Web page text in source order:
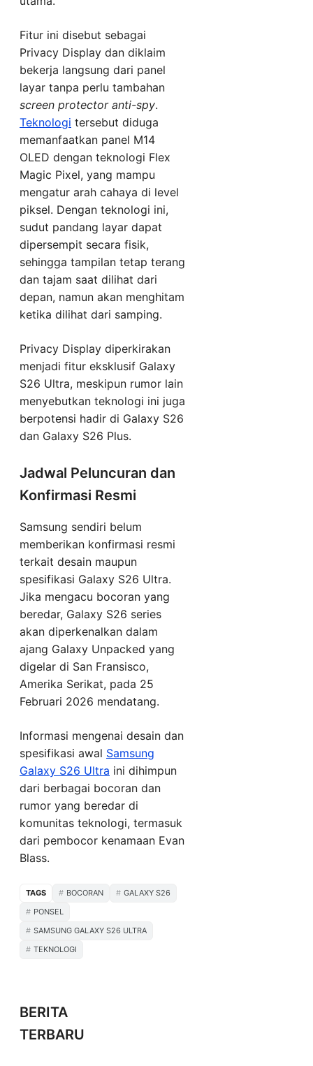
Fitur ini disebut sebagai
Privacy Display dan diklaim
bekerja langsung dari panel
layar tanpa perlu tambahan
screen protector anti-spy.
Teknologi tersebut diduga
memanfaatkan panel M14
OLED dengan teknologi Flex
Magic Pixel, yang mampu
mengatur arah cahaya di level
piksel. Dengan teknologi ini,
sudut pandang layar dapat
dipersempit secara fisik,
sehingga tampilan tetap terang
dan tajam saat dilihat dari
depan, namun akan menghitam
ketika dilihat dari samping.
Privacy Display diperkirakan
menjadi fitur eksklusif Galaxy
S26 Ultra, meskipun rumor lain
menyebutkan teknologi ini juga
berpotensi hadir di Galaxy S26
dan Galaxy S26 Plus.
Jadwal Peluncuran dan
Konfirmasi Resmi
Samsung sendiri belum
memberikan konfirmasi resmi
terkait desain maupun
spesifikasi Galaxy S26 Ultra.
Jika mengacu bocoran yang
beredar, Galaxy S26 series
akan diperkenalkan dalam
ajang Galaxy Unpacked yang
digelar di San Fransisco,
Amerika Serikat, pada 25
Februari 2026 mendatang.
Informasi mengenai desain dan
spesifikasi awal Samsung
Galaxy S26 Ultra ini dihimpun
dari berbagai bocoran dan
rumor yang beredar di
komunitas teknologi, termasuk
dari pembocor kenamaan Evan
Blass.
TAGS BOCORAN
GALAXY S26
PONSEL
SAMSUNG GALAXY S26 ULTRA
TEKNOLOGI
BERITA
TERBARU